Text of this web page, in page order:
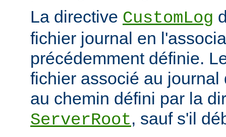
La directive CustomLog
fichier journal en
précédemment définie.
fichier associé au journal
au chemin défini par la
ServerRoot, sauf s'il